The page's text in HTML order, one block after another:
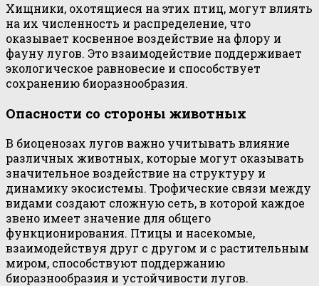
Хищники, охотящиеся на этих птиц, могут влиять
на их численность и распределение, что
оказывает косвенное воздействие на флору и
фауну лугов. Это взаимодействие поддерживает
экологическое равновесие и способствует
сохранению биоразнообразия.
Опасности со стороны животных
В биоценозах лугов важно учитывать влияние
различных животных, которые могут оказывать
значительное воздействие на структуру и
динамику экосистемы. Трофические связи между
видами создают сложную сеть, в которой каждое
звено имеет значение для общего
функционирования. Птицы и насекомые,
взаимодействуя друг с другом и с растительным
миром, способствуют поддержанию
биоразнообразия и устойчивости лугов.